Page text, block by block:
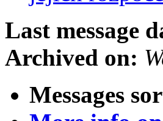
Last message
Archived on:
Messages